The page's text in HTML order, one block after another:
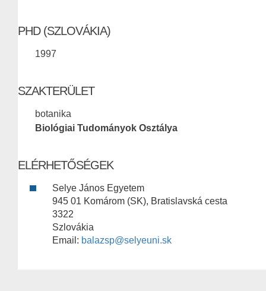
PHD (SZLOVÁKIA)
1997
SZAKTERÜLET
botanika
Biológiai Tudományok Osztálya
ELÉRHETŐSÉGEK
Selye János Egyetem
945 01 Komárom (SK), Bratislavská cesta
3322
Szlovákia
Email: balazsp@selyeuni.sk